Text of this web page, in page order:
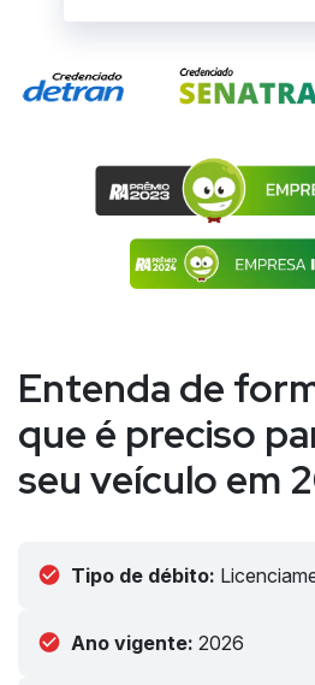
Entenda de
que é preciso
seu veículo em
Tipo de débito:
Ano vigente: 2026